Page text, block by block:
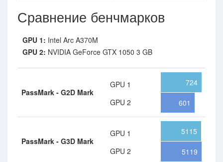
Сравнение бенчмарков
GPU 1: Intel Arc A370M
GPU 2: NVIDIA GeForce GTX 1050 3 GB
PassMark - G2D Mark
GPU 1
GPU 2
724
601
PassMark - G3D Mark
GPU 1
GPU 2
5115
5119